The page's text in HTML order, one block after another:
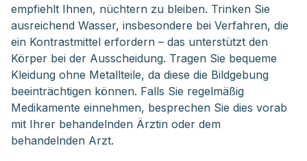
empfiehlt Ihnen, nüchtern zu bleiben. Trinken Sie
ausreichend Wasser, insbesondere bei Verfahren, die
ein Kontrastmittel erfordern – das unterstützt den
Körper bei der Ausscheidung. Tragen Sie bequeme
Kleidung ohne Metallteile, da diese die Bildgebung
beeinträchtigen können. Falls Sie regelmäßig
Medikamente einnehmen, besprechen Sie dies vorab
mit Ihrer behandelnden Ärztin oder dem
behandelnden Arzt.